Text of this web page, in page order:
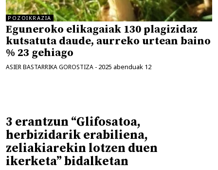
POZOIKRAZIA
Eguneroko elikagaiak 130 plagizidaz
kutsatuta daude, aurreko urtean baino
% 23 gehiago
ASIER BASTARRIKA GOROSTIZA - 2025 abenduak 12
3 erantzun “Glifosatoa,
herbizidarik erabiliena,
zeliakiarekin lotzen duen
ikerketa” bidalketan